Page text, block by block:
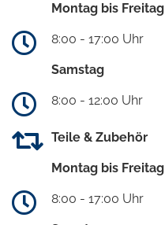
Montag bis Freitag
8:00 - 17:00 Uhr
Samstag
8:00 - 12:00 Uhr
Teile & Zubehör
Montag bis Freitag
8:00 - 17:00 Uhr